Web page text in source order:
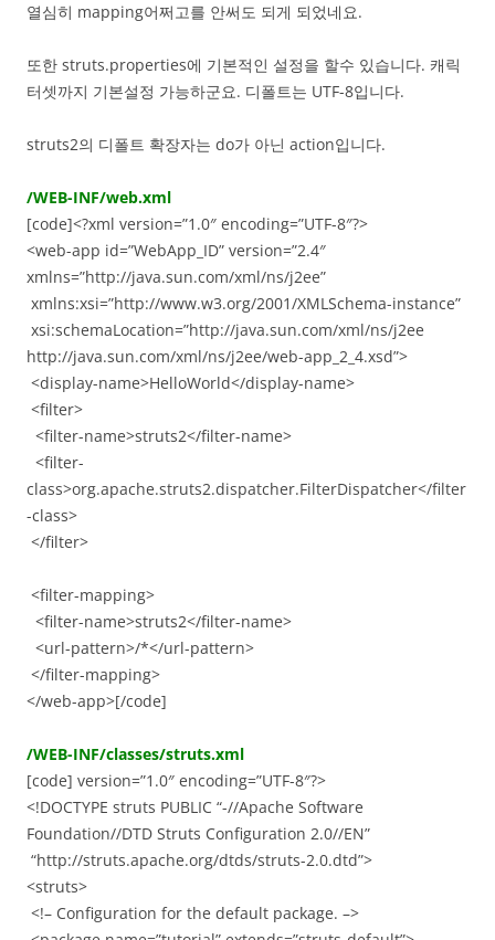
열심히 mapping어쩌고를 안써도 되게 되었네요.
또한 struts.properties에 기본적인 설정을 할수 있습니다. 캐릭
터셋까지 기본설정 가능하군요. 디폴트는 UTF-8입니다.
struts2의 디폴트 확장자는 do가 아닌 action입니다.
/WEB-INF/web.xml
[code]<?xml version=”1.0″ encoding=”UTF-8″?>
<web-app id=”WebApp_ID” version=”2.4″
xmlns=”http://java.sun.com/xml/ns/j2ee”
xmlns:xsi=”http://www.w3.org/2001/XMLSchema-instance”
xsi:schemaLocation=”http://java.sun.com/xml/ns/j2ee
http://java.sun.com/xml/ns/j2ee/web-app_2_4.xsd”>
<display-name>HelloWorld</display-name>
<filter>
<filter-name>struts2</filter-name>
<filter-
class>org.apache.struts2.dispatcher.FilterDispatcher</filter
-class>
</filter>
<filter-mapping>
<filter-name>struts2</filter-name>
<url-pattern>/*</url-pattern>
</filter-mapping>
</web-app>[/code]
/WEB-INF/classes/struts.xml
[code] version=”1.0″ encoding=”UTF-8″?>
<!DOCTYPE struts PUBLIC “-//Apache Software
Foundation//DTD Struts Configuration 2.0//EN”
“http://struts.apache.org/dtds/struts-2.0.dtd”>
<struts>
<!– Configuration for the default package. –>